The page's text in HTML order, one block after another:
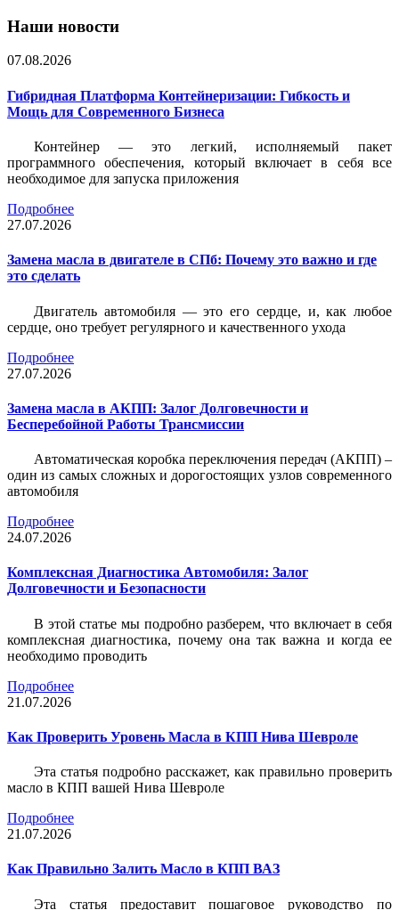
Наши новости
07.08.2026
Гибридная Платформа Контейнеризации: Гибкость и
Мощь для Современного Бизнеса
Контейнер — это легкий, исполняемый пакет
программного обеспечения, который включает в себя все
необходимое для запуска приложения
Подробнее
27.07.2026
Замена масла в двигателе в СПб: Почему это важно и где
это сделать
Двигатель автомобиля — это его сердце, и, как любое
сердце, оно требует регулярного и качественного ухода
Подробнее
27.07.2026
Замена масла в АКПП: Залог Долговечности и
Бесперебойной Работы Трансмиссии
Автоматическая коробка переключения передач (АКПП) –
один из самых сложных и дорогостоящих узлов современного
автомобиля
Подробнее
24.07.2026
Комплексная Диагностика Автомобиля: Залог
Долговечности и Безопасности
В этой статье мы подробно разберем, что включает в себя
комплексная диагностика, почему она так важна и когда ее
необходимо проводить
Подробнее
21.07.2026
Как Проверить Уровень Масла в КПП Нива Шевроле
Эта статья подробно расскажет, как правильно проверить
масло в КПП вашей Нива Шевроле
Подробнее
21.07.2026
Как Правильно Залить Масло в КПП ВАЗ
Эта статья предоставит пошаговое руководство по